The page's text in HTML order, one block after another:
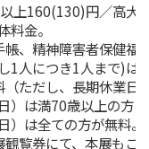
上160(130)円／高大
金。
、精神障害者保健福
1人につき1人まで)は
ただし、長期休業日
）は満70歳以上の方
は全ての方が無料。
覧券にて、本展もご